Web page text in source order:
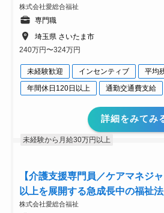
株式会社愛総合福祉
専門職
埼玉県 さいたま市
240万円〜324万円
未経験歓迎 インセンティブ
平均
年間休日120日以上
通勤交通費支給
詳細をみてみ
未経験から月給30万円以上
【介護支援専門員／ケアマネジ
以上を展開する急成長中の福祉
株式会社愛総合福祉